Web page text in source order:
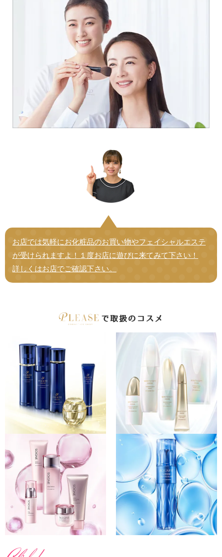
お店では気軽にお化粧品のお買い物やフェイシャルエステ
が受けられますよ！１度お店に遊びに来てみて下さい！
詳しくはお店でご確認下さい。
で取扱のコスメ